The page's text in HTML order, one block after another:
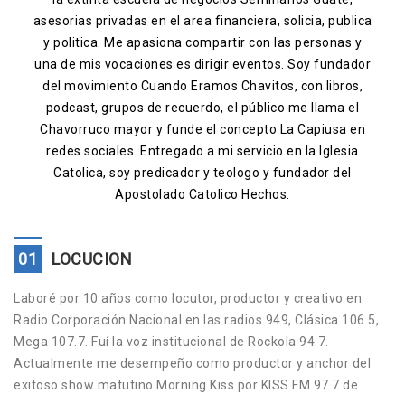
asesorias privadas en el area financiera, solicia, publica
y politica. Me apasiona compartir con las personas y
una de mis vocaciones es dirigir eventos. Soy fundador
del movimiento Cuando Eramos Chavitos, con libros,
podcast, grupos de recuerdo, el público me llama el
Chavorruco mayor y funde el concepto La Capiusa en
redes sociales. Entregado a mi servicio en la Iglesia
Catolica, soy predicador y teologo y fundador del
Apostolado Catolico Hechos.
01 LOCUCION
Laboré por 10 años como locutor, productor y creativo en
Radio Corporación Nacional en las radios 949, Clásica 106.5,
Mega 107.7. Fuí la voz institucional de Rockola 94.7.
Actualmente me desempeño como productor y anchor del
exitoso show matutino Morning Kiss por KISS FM 97.7 de